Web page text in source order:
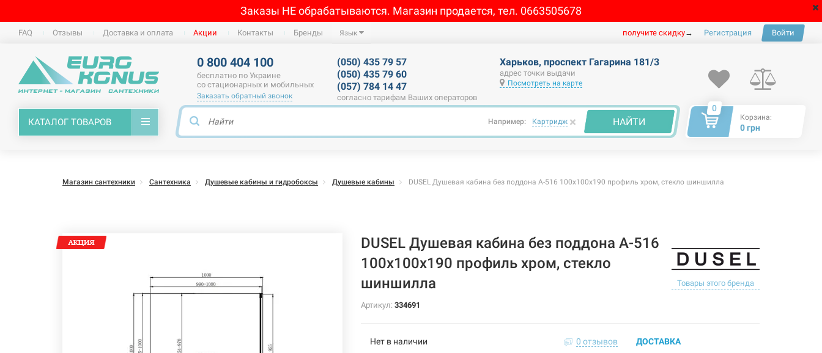
Заказы НЕ обрабатываются. Магазин продается, тел. 0663505678
FAQ Отзывы Доставка и оплата Акции Контакты Бренды Язык получите скидку→ Регистрация Войти
0 800 404 100
бесплатно по Украине
со стационарных и мобильных
Заказать обратный звонок
(050) 435 79 57
(050) 435 79 60
(057) 784 14 47
согласно тарифам Ваших операторов
Харьков, проспект Гагарина 181/3
адрес точки выдачи
Посмотреть на карте
КАТАЛОГ ТОВАРОВ Например: Картридж × НАЙТИ
0
Корзина:
0 грн
Магазин сантехники Сантехника Душевые кабины и гидробоксы Душевые кабины DUSEL Душевая кабина без поддона A-516 100x100x190 профиль хром, стекло шиншилла
DUSEL Душевая кабина без поддона A-516
100x100x190 профиль хром, стекло
шиншилла
Товары этого бренда
Артикул: 334691
Нет в наличии
0 отзывов
ДОСТАВКА